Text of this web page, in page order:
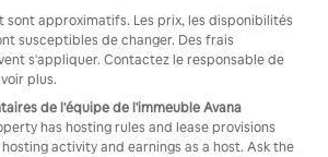
sont approximatifs. Les prix, les disponibilités
susceptibles de changer. Des frais
s'appliquer. Contactez le responsable de
plus.
de l'équipe de l'immeuble Avana
has hosting rules and lease provisions
activity and earnings as a host. Ask the